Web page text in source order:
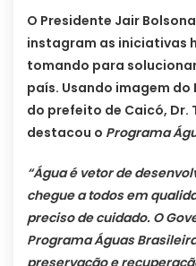
O Presidente Jair
instagram as iniciativas
tomando para
país. Usando imagem
do prefeito de Caicó, Dr.
destacou o Programa
“Água é vetor de
chegue a todos em
preciso de cuidado. O
Programa Águas